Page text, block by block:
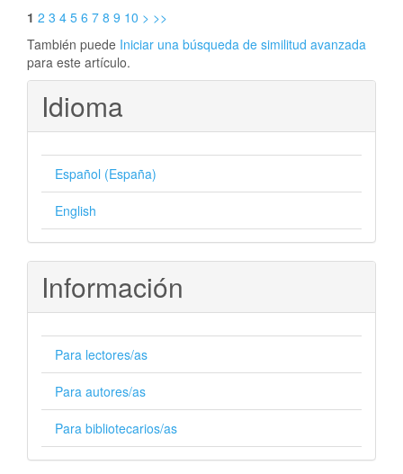
1 2 3 4 5 6 7 8 9 10 > >>
También puede Iniciar una búsqueda de similitud avanzada
para este artículo.
Idioma
Español (España)
English
Información
Para lectores/as
Para autores/as
Para bibliotecarios/as